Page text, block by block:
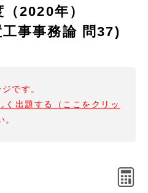
2020年）
事事務論 問37)
です。
く出題する（ここをクリッ
。